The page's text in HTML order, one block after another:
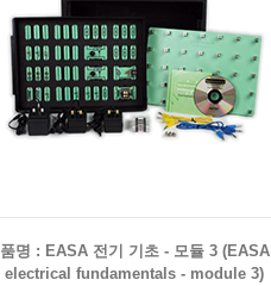
품명 : EASA 전기 기초 - 모듈 3 (EASA
electrical fundamentals - module 3)